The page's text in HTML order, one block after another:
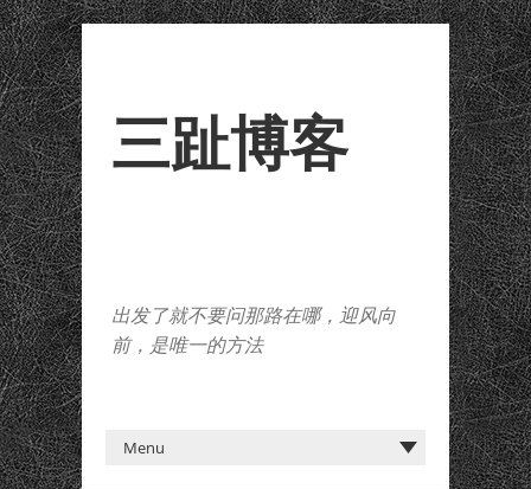
三趾博客
出发了就不要问那路在哪，迎风向
前，是唯一的方法